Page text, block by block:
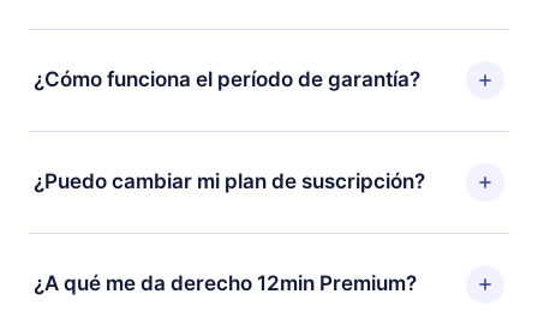
¿Cómo funciona el período de garantía?
Puedes descargar nuestra aplicación y comenzar a
disfrutar de nuestra biblioteca. Si por alguna razón no
estás satisfecho con nuestra plataforma, simplemente
a la compra y solicita el reembolso del valor. Recibirás
¿Puedo cambiar mi plan de suscripción?
Sí, pero el cambio solo se aplicará a partir del próximo
período de facturación. Por ejemplo, si decides
cambiar tu suscripción mensual a anual, después de
¿A qué me da derecho 12min Premium?